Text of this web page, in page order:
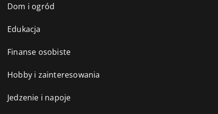
Dom i ogród
Edukacja
Finanse osobiste
Hobby i zainteresowania
Jedzenie i napoje